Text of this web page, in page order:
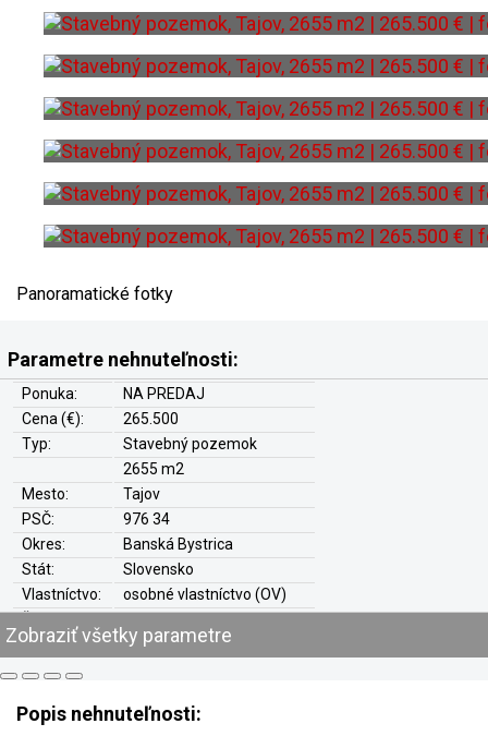
Panoramatické fotky
Parametre nehnuteľnosti:
Ponuka:
NA PREDAJ
Cena (€):
265.500
Typ:
Stavebný pozemok
2655 m2
Mesto:
Tajov
PSČ:
976 34
Okres:
Banská Bystrica
Stát:
Slovensko
Vlastníctvo:
osobné vlastníctvo (OV)
Hypo-Úver:
áno
Prístup:
Plyn:
nie
Zobraziť všetky parametre
Popis nehnuteľnosti: